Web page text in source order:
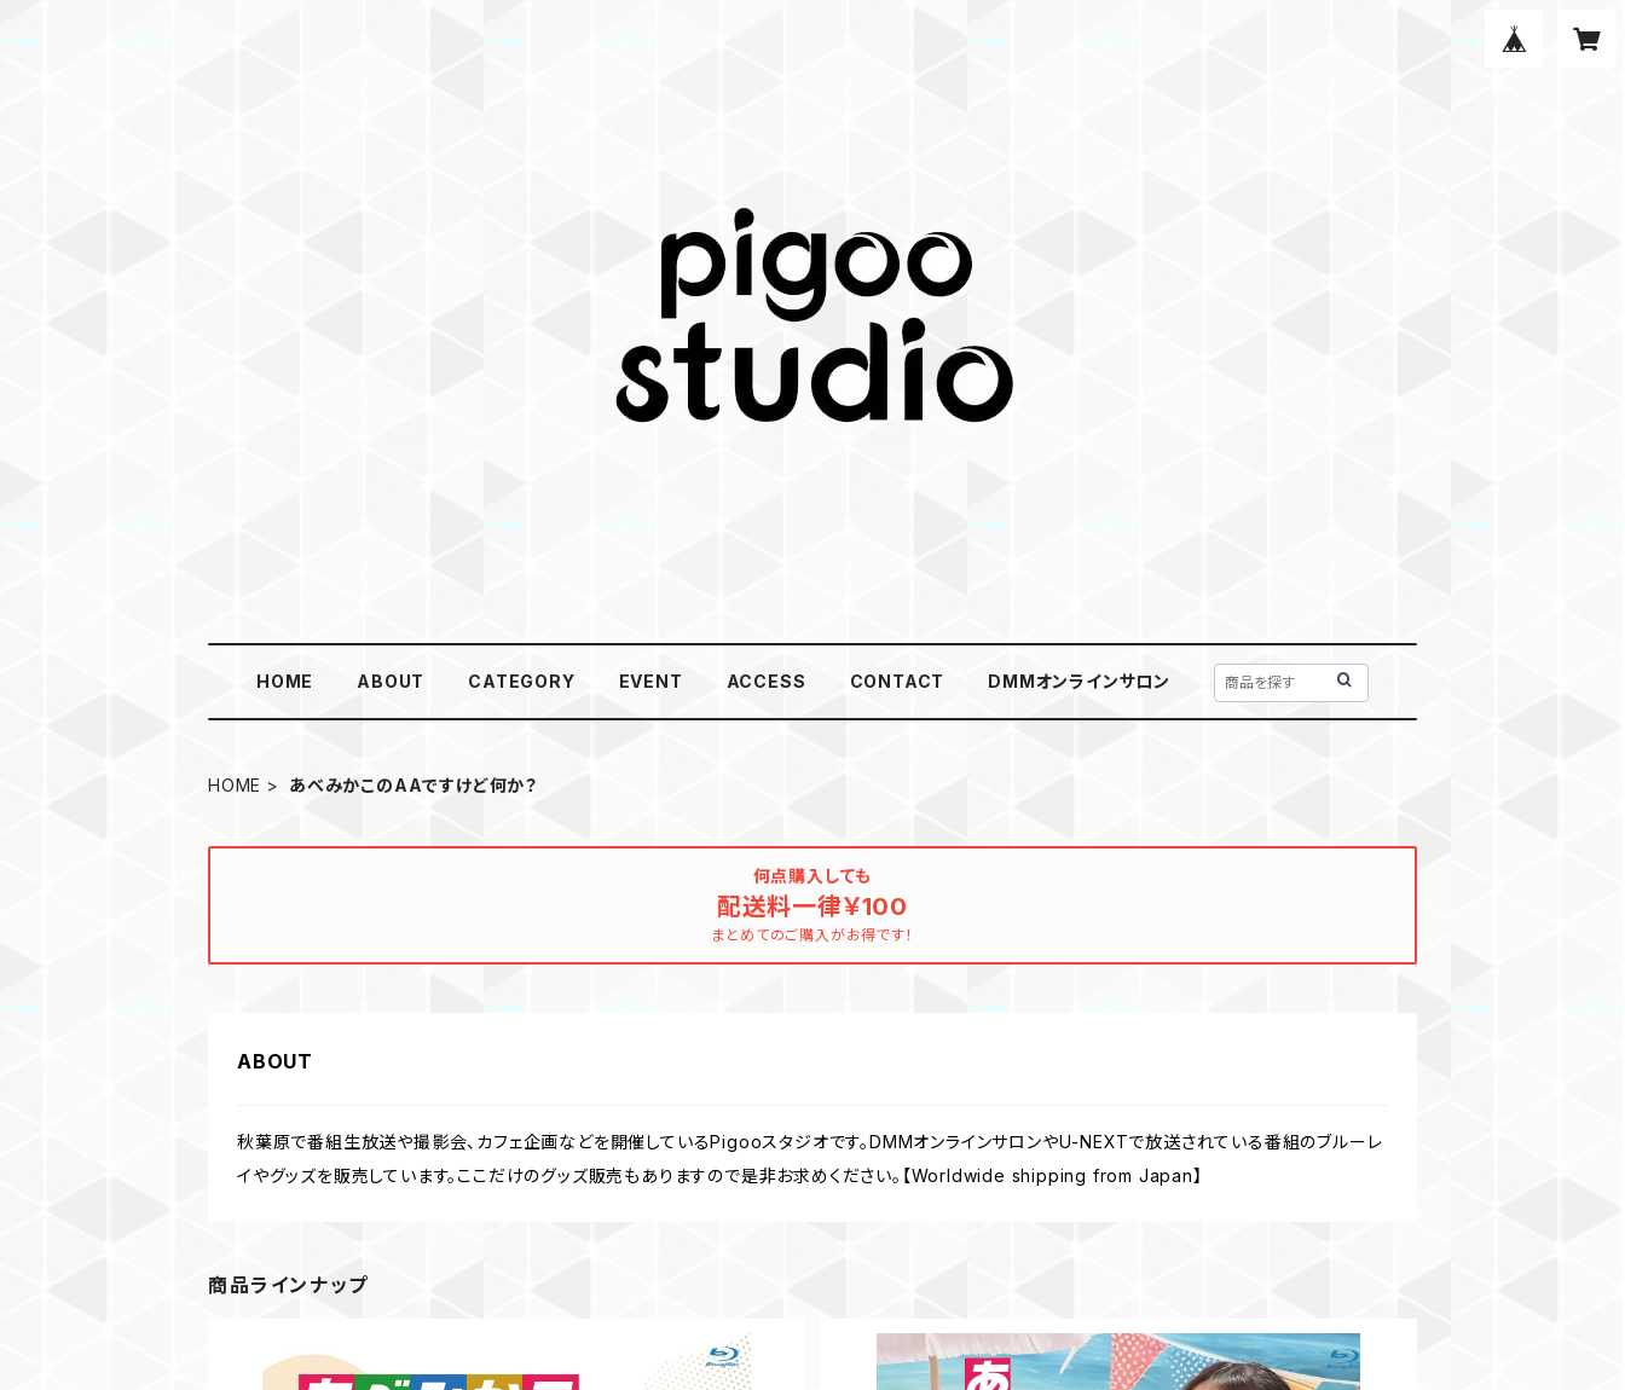
HOME ABOUT CATEGORY EVENT ACCESS CONTACT DMMオンラインサロン
HOME あべみかこのAAですけど何か？
何点購入しても
配送料一律￥100
まとめてのご購入がお得です！
ABOUT
秋葉原で番組生放送や撮影会、カフェ企画などを開催しているPigooスタジオです。DMMオンラインサロンやU-NEXTで放送されている番組のブルーレ
イやグッズを販売しています。ここだけのグッズ販売もありますので是非お求めください。【Worldwide shipping from Japan】
商品ラインナップ